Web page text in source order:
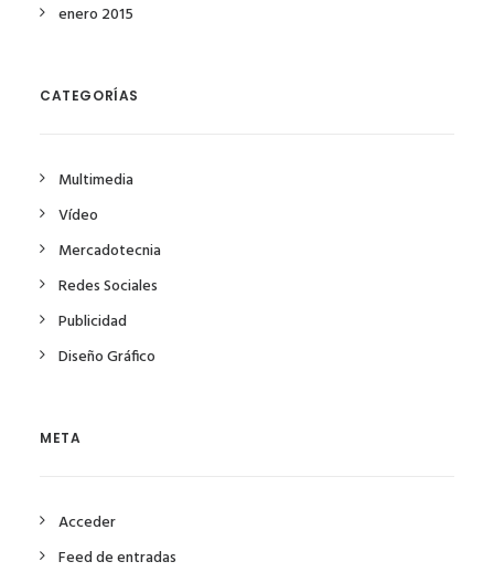
enero 2015
CATEGORÍAS
Multimedia
Vídeo
Mercadotecnia
Redes Sociales
Publicidad
Diseño Gráfico
META
Acceder
Feed de entradas